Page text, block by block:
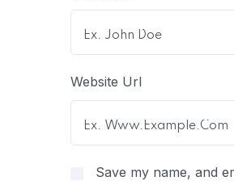
Website Url
Save my name, and